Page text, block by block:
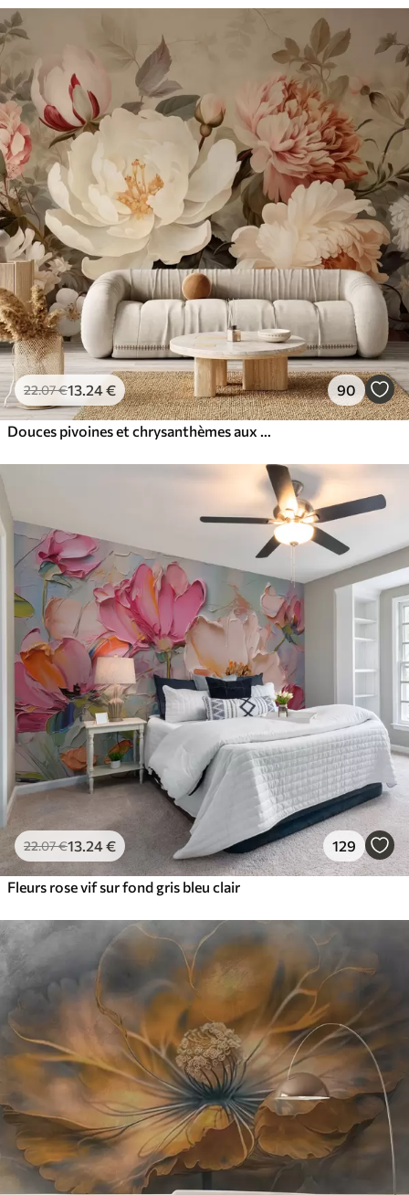
22.07€13 .24€ 90
22.07€13 .24€ 129
Fleurs rose vif sur fond gris bleu clair